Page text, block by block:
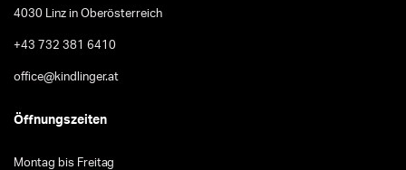
4030 Linz in Oberösterreich
+43 732 381 6410
office@kindlinger.at
Öffnungszeiten
Montag bis Freitag